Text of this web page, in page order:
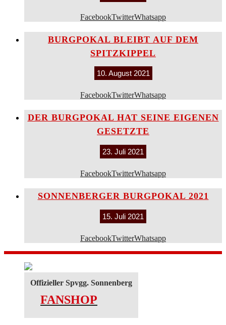
FacebookTwitterWhatsapp
BURGPOKAL BLEIBT AUF DEM
SPITZKIPPEL
10. August 2021
FacebookTwitterWhatsapp
DER BURGPOKAL HAT SEINE EIGENEN
GESETZTE
23. Juli 2021
FacebookTwitterWhatsapp
SONNENBERGER BURGPOKAL 2021
15. Juli 2021
FacebookTwitterWhatsapp
Offizieller Spvgg. Sonnenberg
FANSHOP